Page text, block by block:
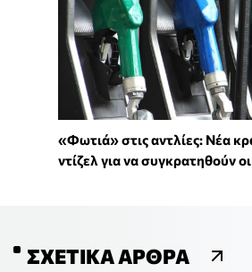
«Φωτιά» στις αντλίες: Νέα
ντίζελ για να συγκρατηθούν
ΣΧΕΤΙΚΆ ΆΡΘΡΑ